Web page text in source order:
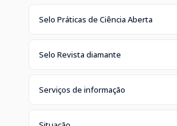
Selo Práticas de Ciência Aberta
Selo Revista diamante
Serviços de informação